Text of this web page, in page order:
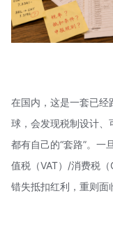
在国内，这是一套已经
球，会发现税制设计、
都有自己的“套路”。一
值税（VAT）/消费税
错失抵扣红利，重则面